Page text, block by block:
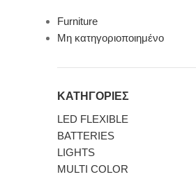
Furniture
Μη κατηγοριοποιημένο
ΚΑΤΗΓΟΡΙΕΣ
LED FLEXIBLE
BATTERIES
LIGHTS
MULTI COLOR